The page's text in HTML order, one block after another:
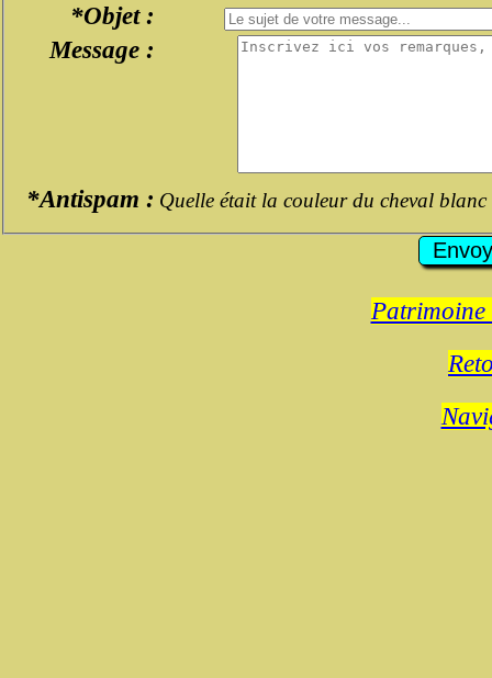
*Objet :
Message :
*Antispam : Quelle était la couleur du cheval
Patrimoine